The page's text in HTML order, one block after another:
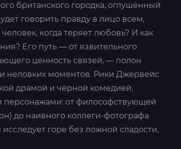
британского городка, оглушённый
говорить правду в лицо всем,
когда теряет любовь? И как
Его путь — от язвительного
ценность связей, — полон
неловких моментов. Рики Джервейс
драмой и чёрной комедией,
персонажами: от философствующей
до наивного коллеги-фотографа
горе без ложной сладости,